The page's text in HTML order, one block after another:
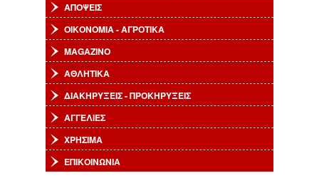
ΑΠΟΨΕΙΣ
ΟΙΚΟΝΟΜΙΑ - ΑΓΡΟΤΙΚΑ
MAGAZINO
ΑΘΛΗΤΙΚΑ
ΔΙΑΚΗΡΥΞΕΙΣ - ΠΡΟΚΗΡΥΞΕΙΣ
ΑΓΓΕΛΙΕΣ
ΧΡΗΣΙΜΑ
ΕΠΙΚΟΙΝΩΝΙΑ